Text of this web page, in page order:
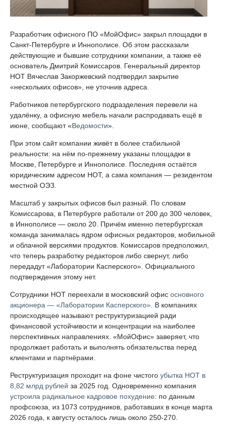
Разработчик офисного ПО «МойОфис» закрыл площадки в
Санкт-Петербурге и Иннополисе. Об этом рассказали
действующие и бывшие сотрудники компании, а также её
основатель Дмитрий Комиссаров. Генеральный директор
НОТ Вячеслав Закоржевский подтвердил закрытие
«нескольких офисов», не уточнив адреса.
Работников петербургского подразделения перевели на
удалёнку, а офисную мебель начали распродавать ещё в
июне, сообщают «Ведомости».
При этом сайт компании живёт в более стабильной
реальности: на нём по-прежнему указаны площадки в
Москве, Петербурге и Иннополисе. Последняя остаётся
юридическим адресом НОТ, а сама компания — резидентом
местной ОЭЗ.
Масштаб у закрытых офисов был разный. По словам
Комиссарова, в Петербурге работали от 200 до 300 человек,
в Иннополисе — около 20. Причём именно петербургская
команда занималась ядром офисных редакторов, мобильной
и облачной версиями продуктов. Комиссаров предположил,
что теперь разработку редакторов либо свернут, либо
передадут «Лаборатории Касперского». Официального
подтверждения этому нет.
Сотрудники НОТ переехали в московский офис основного
акционера — «Лаборатории Касперского» . В компаниях
происходящее называют реструктуризацией ради
финансовой устойчивости и концентрации на наиболее
перспективных направлениях. «МойОфис» заверяет, что
продолжает работать и выполнять обязательства перед
клиентами и партнёрами.
Реструктуризация проходит на фоне чистого убытка НОТ в
8,82 млрд рублей за 2025 год. Одновременно компания
устроила радикальное кадровое похудение: по данным
профсоюза, из 1073 сотрудников, работавших в конце марта
2026 года, к августу осталось лишь около 250-270.